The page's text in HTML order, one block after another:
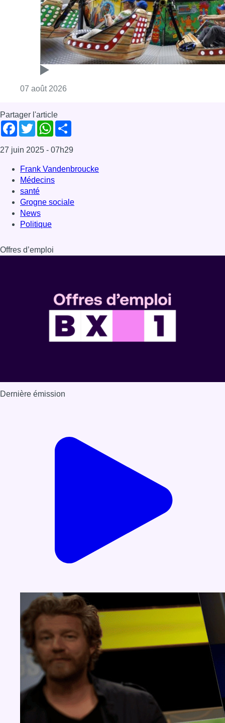
07 août 2026
Partager l'article
Facebook
TwitterWhatsApp
27 juin 2025 - 07h29
Frank Vandenbroucke
Médecins
santé
Grogne sociale
News
Politique
Offres d’emploi
Dernière émission